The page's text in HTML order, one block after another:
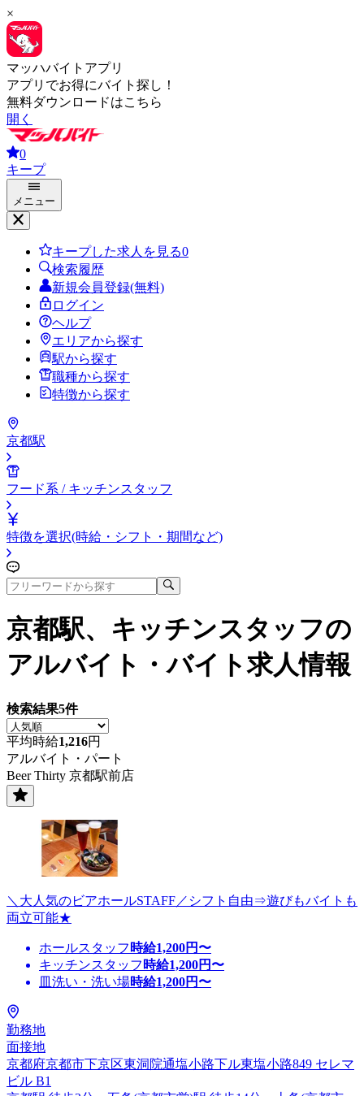
×
マッハバイトアプリ
アプリでお得にバイト探し！
無料ダウンロードはこちら
開く
0
キープ
メニュー
キープした求人を見る0
検索履歴
新規会員登録(無料)
ログイン
ヘルプ
エリアから探す
駅から探す
職種から探す
特徴から探す
京都駅
フード系 / キッチンスタッフ
特徴を選択(時給・シフト・期間など)
京都駅、キッチンスタッフの
アルバイト・バイト求人情報
検索結果5件
平均時給1,216円
アルバイト・パート
Beer Thirty 京都駅前店
＼大人気のビアホールSTAFF／シフト自由⇒遊びもバイトも
両立可能★
ホールスタッフ 時給1,200円〜
キッチンスタッフ 時給1,200円〜
皿洗い・洗い場時給1,200円〜
勤務地
面接地
京都府京都市下京区東洞院通塩小路下ル東塩小路849 セレマ
ビル B1